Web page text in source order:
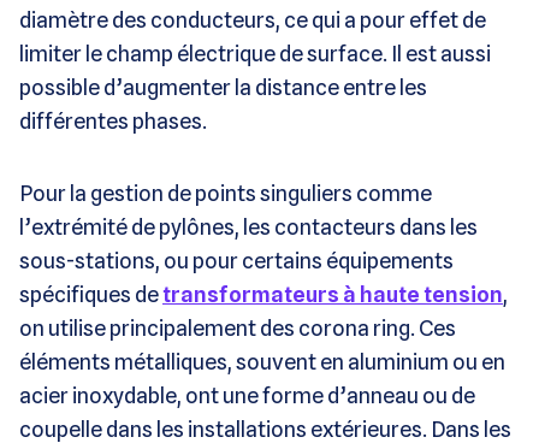
diamètre des conducteurs, ce qui a pour effet de
limiter le champ électrique de surface. Il est aussi
possible d’augmenter la distance entre les
différentes phases.
Pour la gestion de points singuliers comme
l’extrémité de pylônes, les contacteurs dans les
sous-stations, ou pour certains équipements
spécifiques detransformateurs à haute tension,
on utilise principalement des corona ring. Ces
éléments métalliques, souvent en aluminium ou en
acier inoxydable, ont une forme d’anneau ou de
coupelle dans les installations extérieures. Dans les